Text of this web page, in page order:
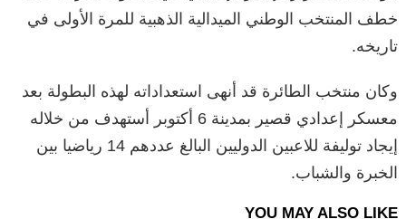
خطف المنتخب الوطني الميدالية الذهبية للمرة الأولى في
تاريخه.
وكان منتخب الطائرة قد أنهى استعداداته لهذه البطولة بعد
معسكر إعدادي قصير بمدينة 6 أكتوبر أستهدف من خلاله
إيجاد توليفة للاعبين الدوليين البالغ عددهم 14 رياضيا بين
الخبرة والشباب.
YOU MAY ALSO LIKE